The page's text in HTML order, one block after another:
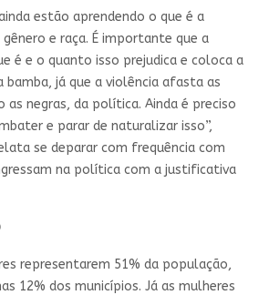
estão aprendendo o que é a
e raça. É importante que a
é e o quanto isso prejudica e coloca a
bamba, já que a violência afasta as
as negras, da política. Ainda é preciso
e parar de naturalizar isso”,
se deparar com frequência com
na política com a justificativa
representarem 51% da população,
12% dos municípios. Já as mulheres